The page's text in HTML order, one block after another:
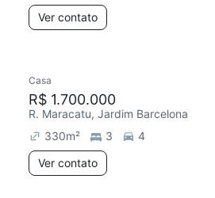
Ver contato
Casa
R$ 1.700.000
R. Maracatu, Jardim Barcelona
330m² 3
4
Ver contato